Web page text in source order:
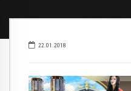
22.01.2018